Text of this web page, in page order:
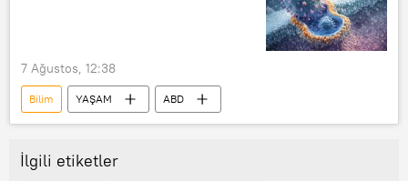
7 Ağustos, 12:38
Bilim YAŞAM ABD
İlgili etiketler